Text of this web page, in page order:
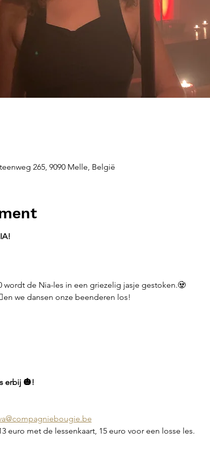
265, 9090 Melle, België
de Nia-les in een griezelig jasje gestoken.🧟
we dansen onze beenderen los!
erbij 🎃!
euro met de lessenkaart, 15 euro voor een losse les.